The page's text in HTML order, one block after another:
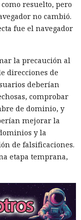
resuelto, pero
no cambió.
fue el navegador
la precaución al
direcciones de
deberían
comprobar
de dominio, y
mejorar la
y la
de falsificaciones.
etapa temprana,